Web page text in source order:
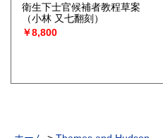
衛生下士官候補者教程草案
（小林 又七翻刻）
￥8,800